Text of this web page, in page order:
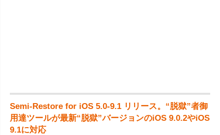
Semi-Restore for iOS 5.0-9.1 リリース。“脱獄”者御
用達ツールが最新“脱獄”バージョンのiOS 9.0.2やiOS
9.1に対応